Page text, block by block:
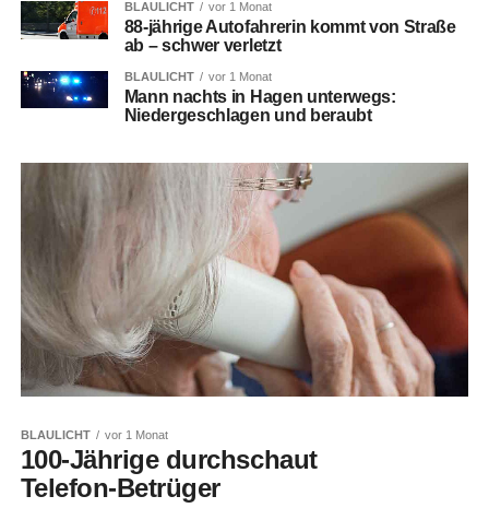
BLAULICHT vor 1 Monat
88-jährige Autofahrerin kommt von Straße
ab – schwer verletzt
BLAULICHT vor 1 Monat
Mann nachts in Hagen unterwegs:
Niedergeschlagen und beraubt
BLAULICHT vor 1 Monat
100-Jährige durchschaut
Telefon-Betrüger